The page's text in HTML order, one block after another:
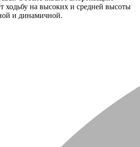
ходьбу на высоких и средней высоты
и динамичной.